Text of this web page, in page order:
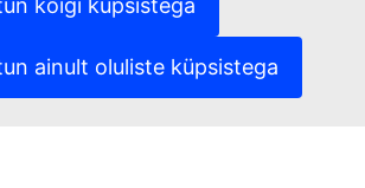
kõigi küpsistega
ainult oluliste küpsistega